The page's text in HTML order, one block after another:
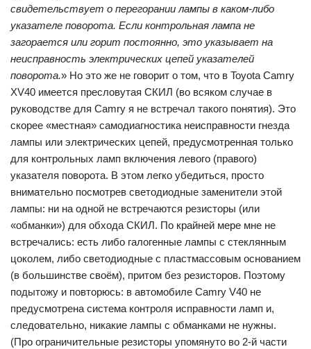
свидетельствует о перегорании лампы в каком-либо
указателе поворота. Если контрольная лампа не
загорается или горит постоянно, это указывает на
неисправность электрических цепей указателей
поворота.» Но это же не говорит о том, что в Toyota Camry
XV40 имеется пресловутая СКИЛ (во всяком случае в
руководстве для Camry я не встречал такого понятия). Это
скорее «местная» самодиагностика неисправности гнезда
лампы или электрических цепей, предусмотренная только
для контрольных ламп включения левого (правого)
указателя поворота. В этом легко убедиться, просто
внимательно посмотрев светодиодные заменители этой
лампы: ни на одной не встречаются резисторы (или
«обманки») для обхода СКИЛ. По крайней мере мне не
встречались: есть либо галогенные лампы с стеклянным
цоколем, либо светодиодные с пластмассовым основанием
(в большинстве своём), притом без резисторов. Поэтому
подытожу и повторюсь: в автомобиле Camry V40 не
предусмотрена система контроля исправности ламп и,
следовательно, никакие лампы с обманками не нужны.
(Про ограничительные резисторы упомянуто во 2-й части